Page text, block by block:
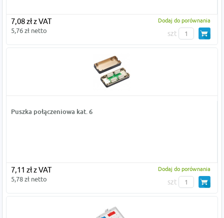
7,08 zł z VAT
5,76 zł netto
Dodaj do porównania
szt
Puszka połączeniowa kat. 6
7,11 zł z VAT
5,78 zł netto
Dodaj do porównania
szt